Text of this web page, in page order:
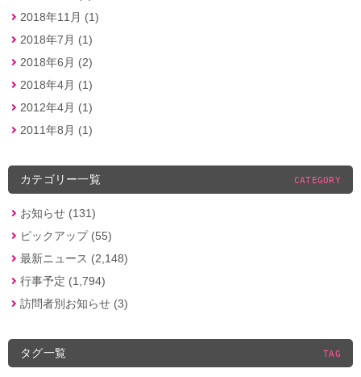
2018年11月 (1)
2018年7月 (1)
2018年6月 (2)
2018年4月 (1)
2012年4月 (1)
2011年8月 (1)
カテゴリー一覧 CATEGORY
お知らせ (131)
ピックアップ (55)
最新ニュース (2,148)
行事予定 (1,794)
訪問者別お知らせ (3)
タグ一覧 TAG